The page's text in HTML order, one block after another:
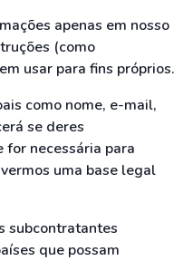
apenas em nosso
(como
usar para fins próprios.
como nome, e-mail,
se deres
for necessária para
uma base legal
subcontratantes
que possam